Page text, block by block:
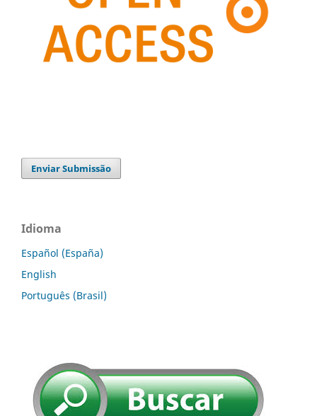
Enviar Submissão
Idioma
Español (España)
English
Português (Brasil)